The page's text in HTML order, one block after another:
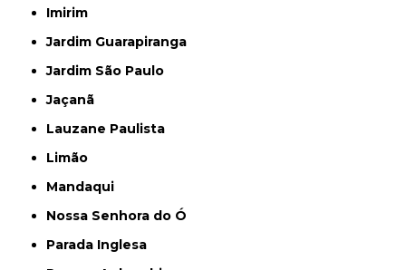
Imirim
Jardim Guarapiranga
Jardim São Paulo
Jaçanã
Lauzane Paulista
Limão
Mandaqui
Nossa Senhora do Ó
Parada Inglesa